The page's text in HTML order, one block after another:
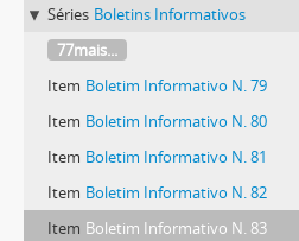
Séries Boletins Informativos
77mais...
Item Boletim Informativo N. 79
Item Boletim Informativo N. 80
Item Boletim Informativo N. 81
Item Boletim Informativo N. 82
Item Boletim Informativo N. 83